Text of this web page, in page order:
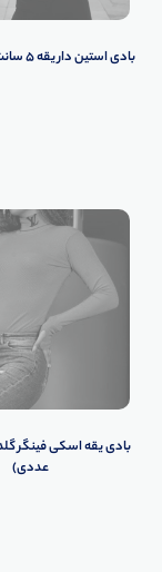
بادی استین دار یقه 5 سانت (پک 6عددی)
عددی)